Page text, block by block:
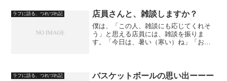
不景気なので、それが原因...
ラフに語る、つれづれ記 店員さんと、雑談しますか？
僕は、「この人、雑談にも応じてくれそ
う」と思える店員には、雑談を振りま
す。「今日は、暑い（寒い）ね」「お
んになって良かったね」 など...
ラフに語る、つれづれ記
バスケットボールの思い出ーーー